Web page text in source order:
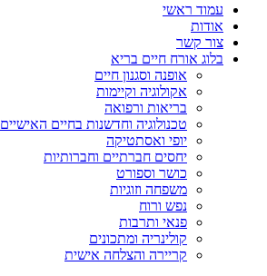
עמוד ראשי
אודות
צור קשר
בלוג אורח חיים בריא
אופנה וסגנון חיים
אקולוגיה וקיימות
בריאות ורפואה
טכנולוגיה וחדשנות בחיים האישיים
יופי ואסתטיקה
יחסים חברתיים וחברותיות
כושר וספורט
משפחה וזוגיות
נפש ורוח
פנאי ותרבות
קולינריה ומתכונים
קריירה והצלחה אישית